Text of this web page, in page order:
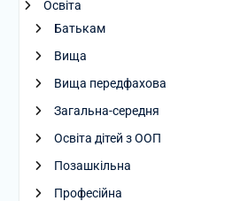
Освіта
Батькам
Вища
Вища передфахова
Загальна-середня
Освіта дітей з ООП
Позашкільна
Професійна